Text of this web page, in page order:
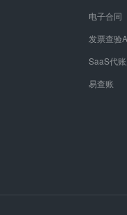
电子合同
发票查验
SaaS代
易查账